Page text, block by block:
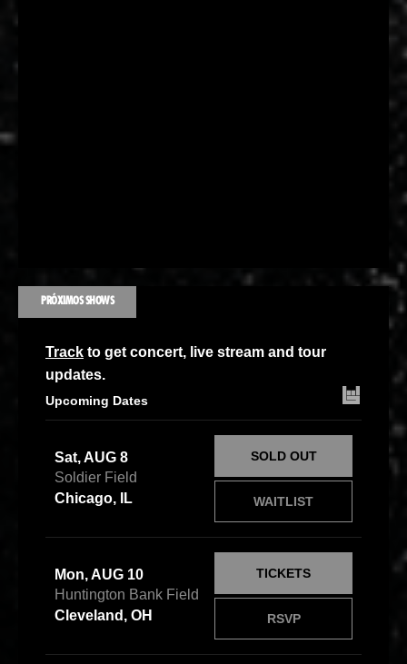
PRÓXIMOS SHOWS
Track to get concert, live stream and tour
updates.
Upcoming Dates
Sat, AUG 8
Soldier Field
Chicago, IL
WAITLIST
SOLD OUT
Mon, AUG 10
Huntington Bank Field
Cleveland, OH
RSVP
TICKETS